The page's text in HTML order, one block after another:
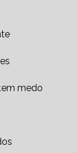
medo